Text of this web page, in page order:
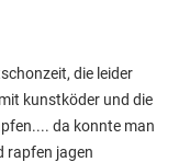
die leider
kunstköder und die
da konnte man
rapfen jagen